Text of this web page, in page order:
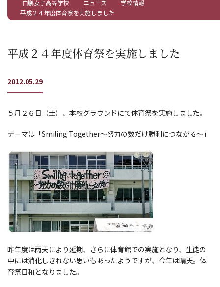
白鵬女子高等学校 ニュース
学校情報
平成２４年度体育祭を実施しました
平成２４年度体育祭を実施しました
2012.05.29
５月２６日（土）、本校グラウンドにて体育祭を実施しました。
テーマは「Smiling Together～努力の数だけ勝利につながる～」
昨年度は雨天により延期、さらに体育館での実施となり、生徒の
中には消化しきれない思いもあったようですが、今年は晴天。体
育祭日和となりました。